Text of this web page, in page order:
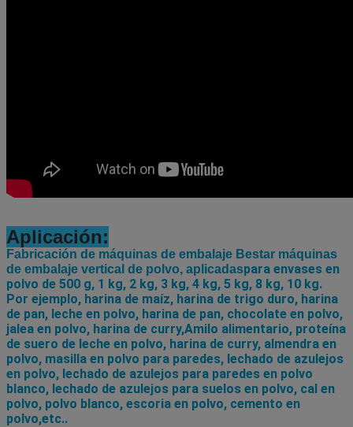
Aplicación:
Fabricación de máquinas de embalaje Bestar máquinas
de embalaje vertical de polvo, aplicadaspara envases en
polvo de 500 g, 1 kg, 2 kg, 3 kg, 4 kg, 5 kg, 8 kg, 10 kg.
Por ejemplo, harina de maíz, harina de trigo duro, harina
de pan, leche en polvo, harina de pan, chocolate en polvo,
jalea en polvo, harina de curry,Amilo alimentario, proteína
de suero de leche en polvo, harina de curry, almendra en
polvo, masilla en polvo para paredes, lechado de azulejos
en polvo, lechado de azulejos para paredes en polvo
blanco, lechado de azulejos para suelos en polvo, cal en
polvo, polvo blanco, escoria en polvo, cemento en
polvo,etc..